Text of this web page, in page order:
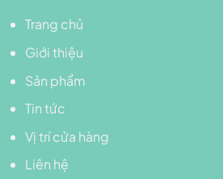
Trang chủ
Giới thiệu
Sản phẩm
Tin tức
Vị trí cửa hàng
Liên hệ